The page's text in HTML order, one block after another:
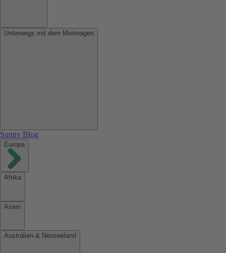
Unterwegs mit dem Mietwagen
Sunny Blog
Europa
Afrika
Asien
Australien & Neuseeland